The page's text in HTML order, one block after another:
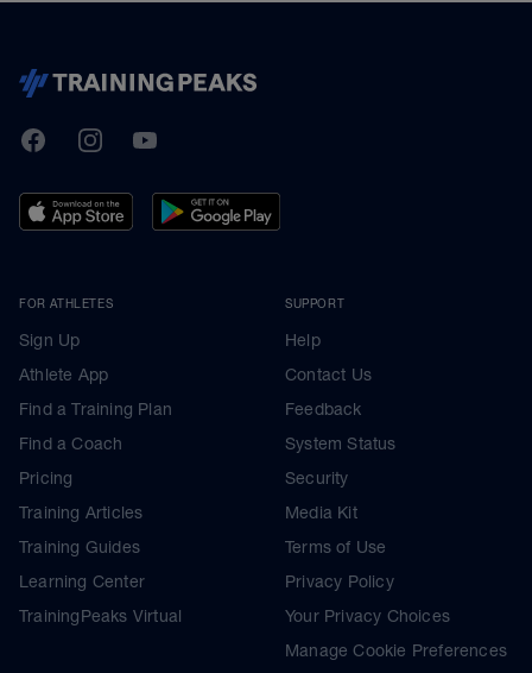
TrainingPeaks
FacebookInstagramYoutube
FOR ATHLETES
Sign Up
Athlete App
Find a Training Plan
Find a Coach
Pricing
Training Articles
Training Guides
Learning Center
TrainingPeaks Virtual
SUPPORT
Help
Contact Us
Feedback
System Status
Security
Media Kit
Terms of Use
Privacy Policy
Your Privacy Choices
Manage Cookie Preferences